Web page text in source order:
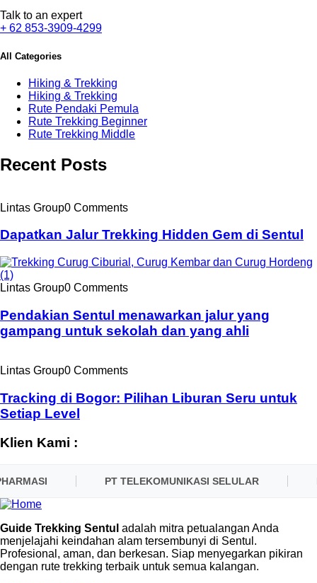
Talk to an expert
+ 62 853-3909-4299
All Categories
Hiking & Trekking
Hiking & Trekking
Rute Pendaki Pemula
Rute Trekking Beginner
Rute Trekking Middle
Recent Posts
Lintas Group0 Comments
Dapatkan Jalur Trekking Hidden Gem di Sentul
Lintas Group0 Comments
Pendakian Sentul menawarkan jalur yang
gampang untuk sekolah dan yang ahli
Lintas Group0 Comments
Tracking di Bogor: Pilihan Liburan Seru untuk
Setiap Level
Klien Kami :
PT TELEKOMUNIKASI SELULAR
Guide Trekking Sentul adalah mitra petualangan Anda
menjelajahi keindahan alam tersembunyi di Sentul.
Profesional, aman, dan berkesan. Siap menyegarkan pikiran
dengan rute trekking terbaik untuk semua kalangan.